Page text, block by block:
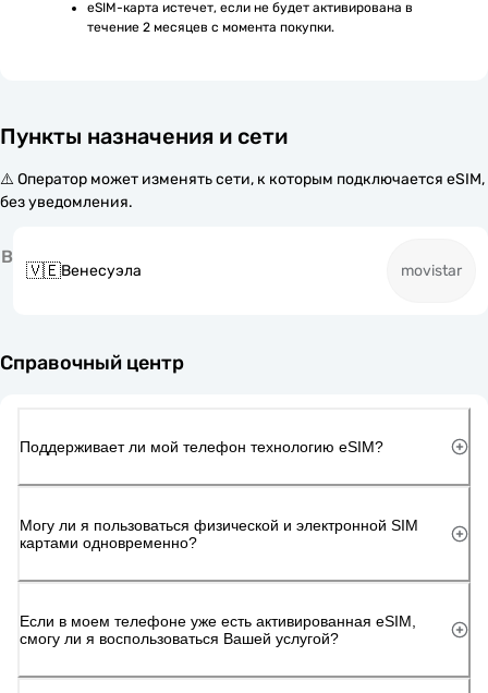
eSIM-карта истечет, если не будет активирована в
течение 2 месяцев с момента покупки.
Пункты назначения и сети
⚠️ Оператор может изменять сети, к которым подключается eSIM,
без уведомления.
В
🇻🇪Венесуэла movistar
Справочный центр
Поддерживает ли мой телефон технологию eSIM?
Могу ли я пользоваться физической и электронной SIM
картами одновременно?
Если в моем телефоне уже есть активированная eSIM,
смогу ли я воспользоваться Вашей услугой?